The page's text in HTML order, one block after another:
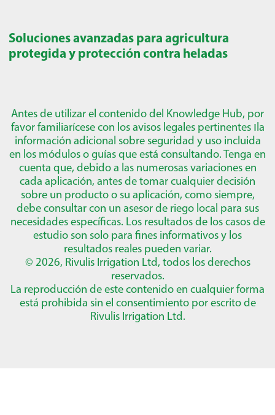
Soluciones avanzadas para agricultura
protegida y protección contra heladas
Antes de utilizar el contenido del Knowledge Hub, por
favor familiarícese con los avisos legales pertinentes וla
información adicional sobre seguridad y uso incluida
en los módulos o guías que está consultando. Tenga en
cuenta que, debido a las numerosas variaciones en
cada aplicación, antes de tomar cualquier decisión
sobre un producto o su aplicación, como siempre,
debe consultar con un asesor de riego local para sus
necesidades específicas. Los resultados de los casos de
estudio son solo para fines informativos y los
resultados reales pueden variar.
© 2026, Rivulis Irrigation Ltd, todos los derechos
reservados.
La reproducción de este contenido en cualquier forma
está prohibida sin el consentimiento por escrito de
Rivulis Irrigation Ltd.